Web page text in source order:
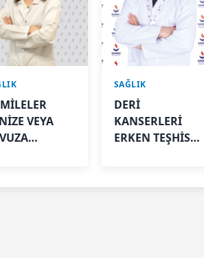
VEYA
SAĞLIK
DERİ
KANSERLERİ
ERKEN TEŞHİSLE